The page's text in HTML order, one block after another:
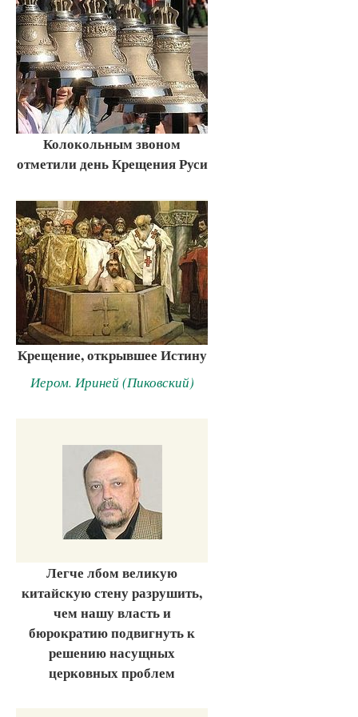
Колокольным звоном
отметили день Крещения Руси
Крещение, открывшее Истину
Иером. Ириней (Пиковский)
Легче лбом великую
китайскую стену разрушить,
чем нашу власть и
бюрократию подвигнуть к
решению насущных
церковных проблем